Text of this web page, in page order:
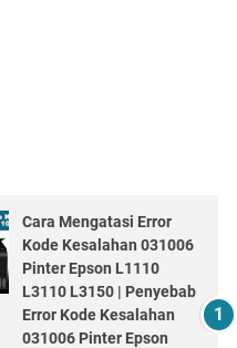
Cara Mengatasi Error
Kode Kesalahan 031006
Pinter Epson L1110
L3110 L3150 | Penyebab
Error Kode Kesalahan
031006 Pinter Epson